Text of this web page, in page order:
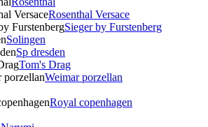
Rosenthal Versace
Sieger by Furstenberg
Solingen
Sp dresden
Tom's Drag
Weimar porzellan
Royal copenhagen